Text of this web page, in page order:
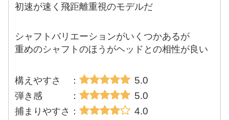
初速が速く飛距離重視のモデルだ
シャフトバリエーションがいくつかあるが
重めのシャフトのほうがヘッドとの相性が良い
構えやすさ ： 5.0
弾き感 ： 5.0
捕まりやすさ： 4.0